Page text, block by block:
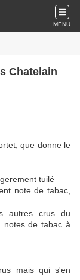
MENU
Chatelain
que donne le
tuilé
note de tabac,
autres crus du
notes de tabac à
mais qui s'en